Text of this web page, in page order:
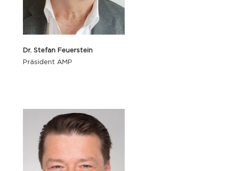
Dr. Stefan Feuerstein
Präsident AMP